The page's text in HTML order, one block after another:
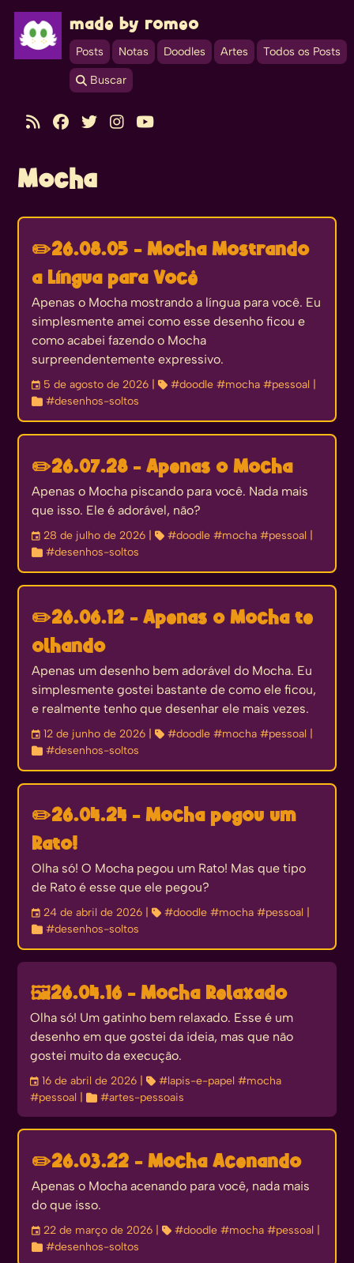
made by romeo
Posts Notas Doodles Artes Todos os Posts
 Buscar
    
Mocha
✏️26.08.05 - Mocha Mostrando
a Língua para Você
Apenas o Mocha mostrando a língua para você. Eu
simplesmente amei como esse desenho ficou e
como acabei fazendo o Mocha
surpreendentemente expressivo.
󰃭 5 de agosto de 2026 | #doodle #mocha #pessoal
#desenhos-soltos
✏️26.07.28 - Apenas o Mocha
Apenas o Mocha piscando para você. Nada mais
que isso. Ele é adorável, não?
󰃭 28 de julho de 2026 | #doodle #mocha #pessoal
#desenhos-soltos
✏️26.06.12 - Apenas o Mocha te
olhando
Apenas um desenho bem adorável do Mocha. Eu
simplesmente gostei bastante de como ele ficou,
e realmente tenho que desenhar ele mais vezes.
󰃭12 de junho de 2026 | #doodle #mocha #pessoal
#desenhos-soltos
✏️26.04.24 - Mocha pegou um
Rato!
Olha só! O Mocha pegou um Rato! Mas que tipo
de Rato é esse que ele pegou?
󰃭24 de abril de 2026 | #doodle #mocha #pessoal
#desenhos-soltos
🖼️26.04.16 - Mocha Relaxado
Olha só! Um gatinho bem relaxado. Esse é um
desenho em que gostei da ideia, mas que não
gostei muito da execução.
󰃭 16 de abril de 2026 | #lapis-e-papel #mocha
#pessoal
| #artes-pessoais
✏️26.03.22 - Mocha Acenando
Apenas o Mocha acenando para você, nada mais
do que isso.
󰃭22 de março de 2026 | #doodle #mocha #pessoal
#desenhos-soltos